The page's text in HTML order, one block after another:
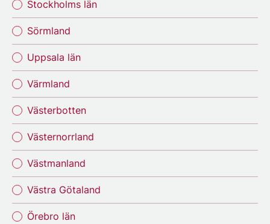
Stockholms län
Sörmland
Uppsala län
Värmland
Västerbotten
Västernorrland
Västmanland
Västra Götaland
Örebro län